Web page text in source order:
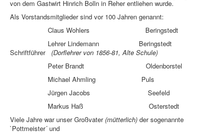
von dem Gastwirt Hinrich Bolln in Reher entliehen wurde.
Als Vorstandsmitglieder sind vor 100 Jahren genannt:
Claus Wohlers Beringstedt
Lehrer Lindemann Beringstedt
Schriftführer (Dorflehrer von 1856-81, Alte Schule)
Peter Brandt Oldenborstel
Michael Ahmling Puls
Jürgen Jacobs Seefeld
Markus Haß Osterstedt
Viele Jahre war unser Großvater(mütterlich) der sogenannte
`Pottmeister´ und